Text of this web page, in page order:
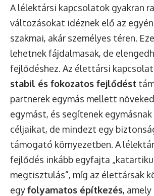
A lélektársi kapcsolatok gyakran
változásokat idéznek elő az
szakmai, akár személyes téren.
lehetnek fájdalmasak, de
fejlődéshez. Az élettársi
stabil és fokozatos fejlődést
partnerek egymás mellett
egymást, és segítenek egymásnak
céljaikat, de mindezt egy
támogató környezetben. A
fejlődés inkább egyfajta
megtisztulás”, míg az élettársak
egyfolyamatos építkezés,